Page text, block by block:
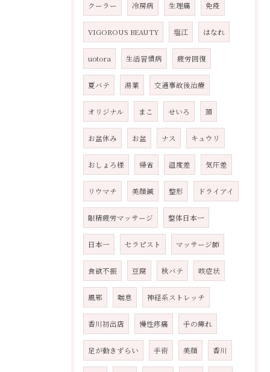
クーラー 冷房病 生理痛 免疫
VIGOROUS BEAUTY 塩江 はなれ
uotora 生活習慣病 疲労回復
夏バテ 湯葉 交通事故後治療
オリジナル まこ せいろ 頚
お盆休み お盆 ナス キュウリ
おしょろ様 帰省 温度差 気圧差
リウマチ 美顏鍼 整形 ドライアイ
眼精疲労マッサージ 整体日本一
日本一 セラピスト マッサージ師
食欲不振 豆腐 秋バテ 咳症状
風邪 喘息 神経系ストレッチ
香川初出店 慢性疼痛 手の痺れ
足が動きずらい 手術 美顔 香川